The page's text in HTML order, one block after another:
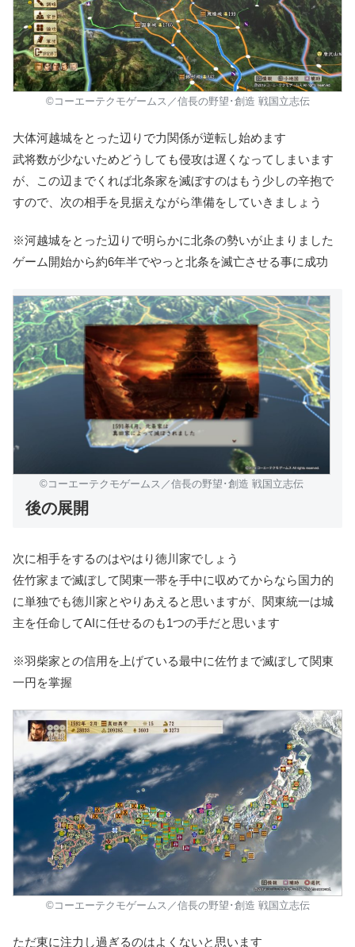
©コーエーテクモゲームス／信長の野望･創造 戦国立志伝
大体河越城をとった辺りで力関係が逆転し始めます
武将数が少ないためどうしても侵攻は遅くなってしまいます
が、この辺までくれば北条家を滅ぼすのはもう少しの辛抱で
すので、次の相手を見据えながら準備をしていきましょう
※河越城をとった辺りで明らかに北条の勢いが止まりました
ゲーム開始から約6年半でやっと北条を滅亡させる事に成功
©コーエーテクモゲームス／信長の野望･創造 戦国立志伝
後の展開
次に相手をするのはやはり徳川家でしょう
佐竹家まで滅ぼして関東一帯を手中に収めてからなら国力的
に単独でも徳川家とやりあえると思いますが、関東統一は城
主を任命してAIに任せるのも1つの手だと思います
※羽柴家との信用を上げている最中に佐竹まで滅ぼして関東
一円を掌握
©コーエーテクモゲームス／信長の野望･創造 戦国立志伝
ただ東に注力し過ぎるのはよくないと思います